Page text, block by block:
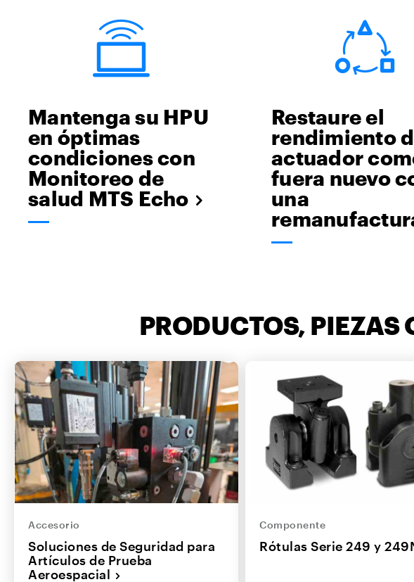
Mantenga su HPU
en óptimas
condiciones con
Monitoreo de
salud MTS Echo
Restaure el
rendimiento
actuador
fuera nuevo
una
PRODUCTOS, PIEZAS
Accesorio
Soluciones de Seguridad para
Artículos de Prueba
Aeroespacial
Componente
Rótulas Serie 249 y